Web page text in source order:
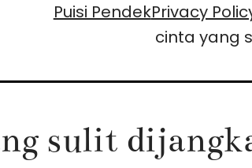
Puisi PendekPrivacy
cinta yang
sulit